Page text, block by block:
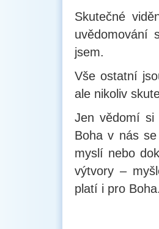
Skutečné
uvědomování
jsem.
Vše ostatní
ale nikoliv
Jen vědomí si
Boha v nás
myslí nebo
výtvory –
platí i pro